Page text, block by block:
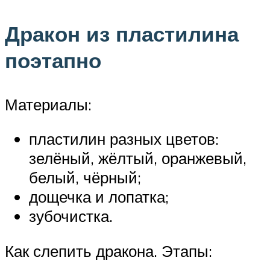
Дракон из пластилина
поэтапно
Материалы:
пластилин разных цветов:
зелёный, жёлтый, оранжевый,
белый, чёрный;
дощечка и лопатка;
зубочистка.
Как слепить дракона. Этапы: